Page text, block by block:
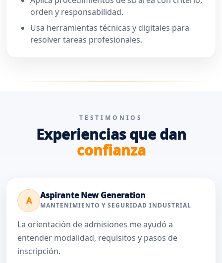
orden y responsabilidad.
Usa herramientas técnicas y digitales para
resolver tareas profesionales.
TESTIMONIOS
Experiencias que dan
confianza
A Aspirante New Generation
MANTENIMIENTO Y SEGURIDAD INDUSTRIAL
La orientación de admisiones me ayudó a
entender modalidad, requisitos y pasos de
inscripción.